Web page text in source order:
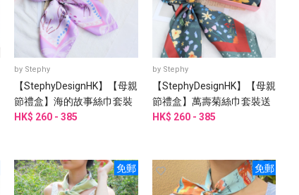
by Stephy
【StephyDesignHK】【母親
節禮盒】海的故事絲巾套裝
送 母親、丈母娘、婆婆、外
HK$ 260 - 385
by Stephy
【StephyDesignHK】【母親
節禮盒】萬壽菊絲巾套裝送
母親、阿嬤、外婆、丈母
HK$ 260 - 385
免郵 免郵